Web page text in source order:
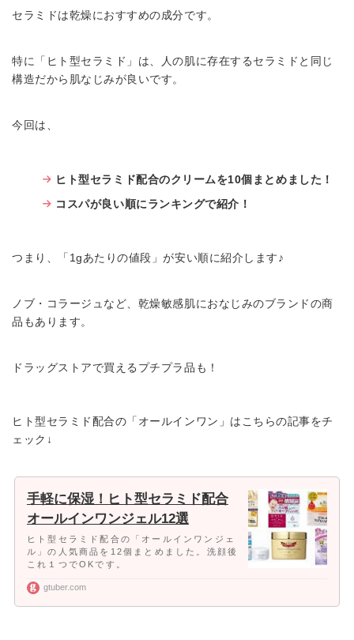
セラミドは乾燥におすすめの成分です。
特に「ヒト型セラミド」は、人の肌に存在するセラミドと同じ
構造だから肌なじみが良いです。
今回は、
ヒト型セラミド配合のクリームを10個まとめました！
コスパが良い順にランキングで紹介！
つまり、「1gあたりの値段」が安い順に紹介します♪
ノブ・コラージュなど、乾燥敏感肌におなじみのブランドの商
品もあります。
ドラッグストアで買えるプチプラ品も！
ヒト型セラミド配合の「オールインワン」はこちらの記事をチ
ェック↓
手軽に保湿！ヒト型セラミド配合
オールインワンジェル12選
ヒト型セラミド配合の「オールインワンジェ
ル」の人気商品を12個まとめました。洗顔後
これ１つでOKです。
gtuber.com